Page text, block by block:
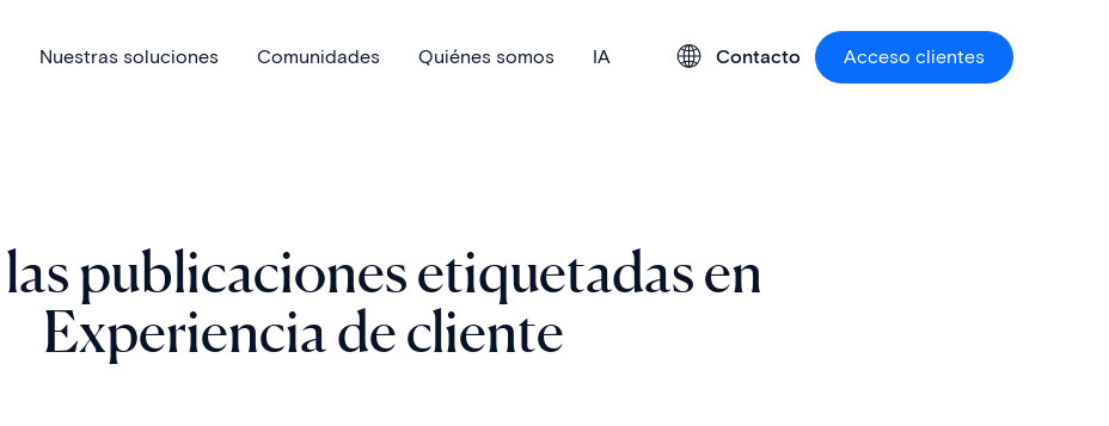
Nuestras soluciones Comunidades Quiénes somos IA Contacto Acceso clientes
publicaciones etiquetadas en
Experiencia de cliente